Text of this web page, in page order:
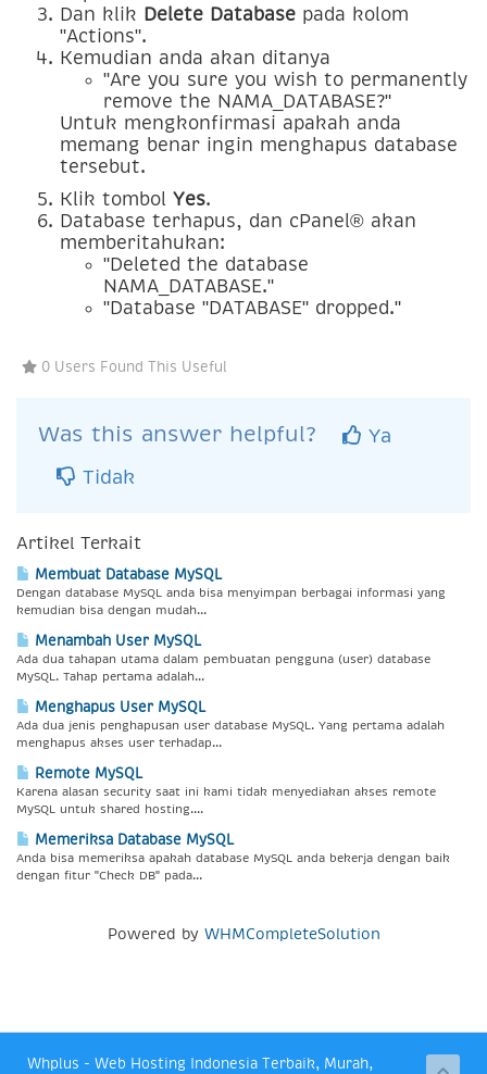
Dan klik Delete Database pada kolom
"Actions".
Kemudian anda akan ditanya
"Are you sure you wish to permanently
remove the NAMA_DATABASE?"
Untuk mengkonfirmasi apakah anda
memang benar ingin menghapus database
tersebut.
Klik tombol Yes.
Database terhapus, dan cPanel® akan
memberitahukan:
"Deleted the database
NAMA_DATABASE."
"Database "DATABASE" dropped."
0 Users Found This Useful
Was this answer helpful? Ya
Tidak
Artikel Terkait
Membuat Database MySQL
Dengan database MySQL anda bisa menyimpan berbagai informasi yang
kemudian bisa dengan mudah...
Menambah User MySQL
Ada dua tahapan utama dalam pembuatan pengguna (user) database
MySQL. Tahap pertama adalah...
Menghapus User MySQL
Ada dua jenis penghapusan user database MySQL. Yang pertama adalah
menghapus akses user terhadap...
Remote MySQL
Karena alasan security saat ini kami tidak menyediakan akses remote
MySQL untuk shared hosting....
Memeriksa Database MySQL
Anda bisa memeriksa apakah database MySQL anda bekerja dengan baik
dengan fitur "Check DB" pada...
Powered by WHMCompleteSolution
Whplus - Web Hosting Indonesia Terbaik, Murah,